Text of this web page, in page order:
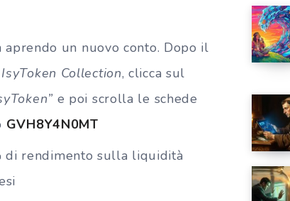
un nuovo conto. Dopo il
IsyToken Collection, clicca sul
e poi scrolla le schede
GVH8Y4N0MT
di rendimento sulla liquidità